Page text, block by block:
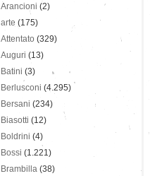
Arancioni (2)
arte (175)
Attentato (329)
Auguri (13)
Batini (3)
Berlusconi (4.295)
Bersani (234)
Biasotti (12)
Boldrini (4)
Bossi (1.221)
Brambilla (38)